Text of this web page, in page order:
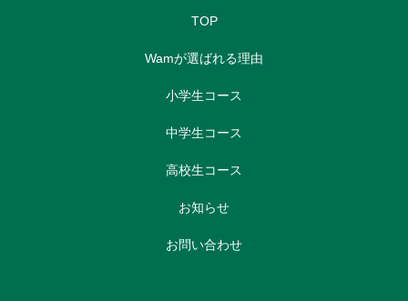
TOP
Wamが選ばれる理由
小学生コース
中学生コース
高校生コース
お知らせ
お問い合わせ